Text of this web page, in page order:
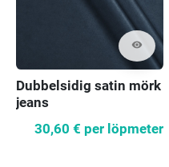
visibility
Dubbelsidig satin mörk
jeans
30,60 € per löpmeter